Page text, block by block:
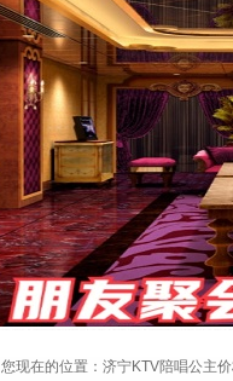
您现在的位置： 济宁KTV陪唱公主